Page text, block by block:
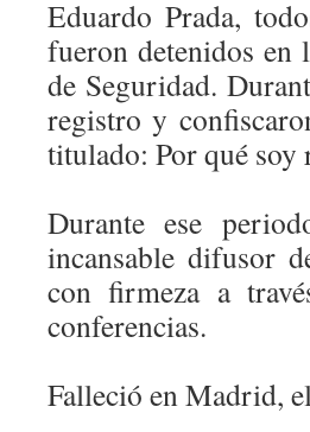
Eduardo Prada,
fueron detenidos en
de Seguridad.
registro y
titulado: Por qué soy
Durante ese
incansable difusor
con firmeza a
conferencias.
Falleció en Madrid,